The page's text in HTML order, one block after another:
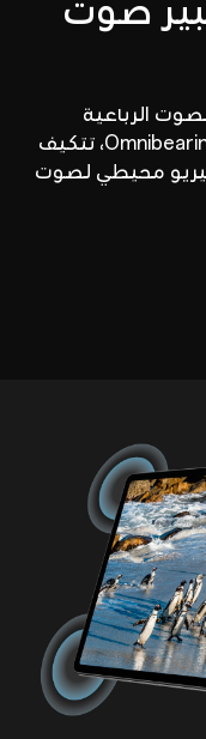
صوت
الرباعية
الكبيرة. بفضل تقنية Omnibearing Sound Field، تتكيف
محيطي لصوت